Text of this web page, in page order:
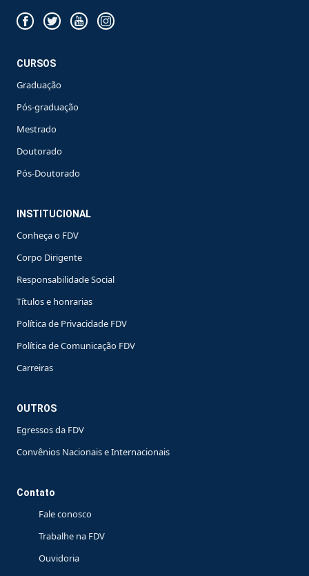
CURSOS
Graduação
Pós-graduação
Mestrado
Doutorado
Pós-Doutorado
INSTITUCIONAL
Conheça o FDV
Corpo Dirigente
Responsabilidade Social
Títulos e honrarias
Política de Privacidade FDV
Política de Comunicação FDV
Carreiras
OUTROS
Egressos da FDV
Convênios Nacionais e Internacionais
Contato
Fale conosco
Trabalhe na FDV
Ouvidoria